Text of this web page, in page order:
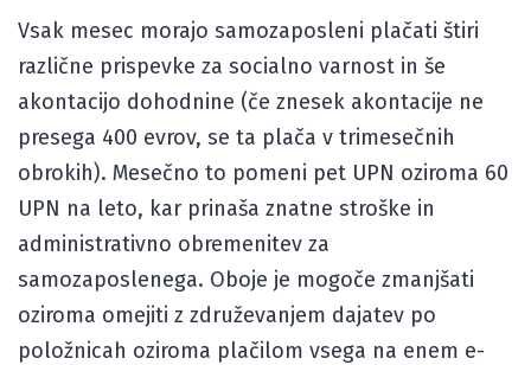
Vsak mesec morajo samozaposleni plačati štiri
različne prispevke za socialno varnost in še
akontacijo dohodnine (če znesek akontacije ne
presega 400 evrov, se ta plača v trimesečnih
obrokih). Mesečno to pomeni pet UPN oziroma 60
UPN na leto, kar prinaša znatne stroške in
administrativno obremenitev za
samozaposlenega. Oboje je mogoče zmanjšati
oziroma omejiti z združevanjem dajatev po
položnicah oziroma plačilom vsega na enem e-